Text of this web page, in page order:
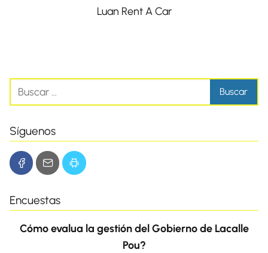
Luan Rent A Car
Síguenos
Encuestas
Cómo evalua la gestión del Gobierno de Lacalle
Pou?